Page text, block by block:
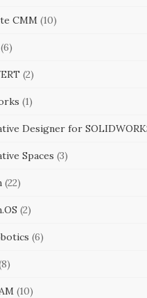
CMM(10)
(6)
(2)
(1)
Designer for
Spaces (3)
(22)
(2)
(6)
(10)